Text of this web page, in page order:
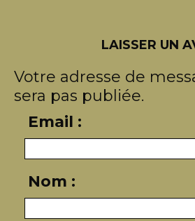
LAISSER UN
Votre adresse de
sera pas publiée.
Email :
Nom :